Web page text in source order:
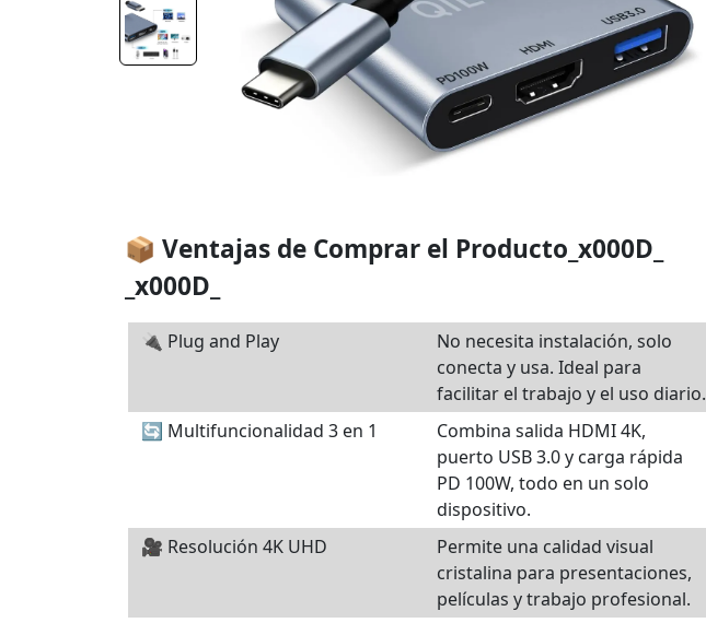
📦 Ventajas de Comprar el Producto_x000D_
_x000D_
🔌 Plug and Play
No necesita instalación, solo
conecta y usa. Ideal para
facilitar el trabajo y el uso diario.
🔄 Multifuncionalidad 3 en 1
Combina salida HDMI 4K,
puerto USB 3.0 y carga rápida
PD 100W, todo en un solo
dispositivo.
🎥 Resolución 4K UHD
Permite una calidad visual
cristalina para presentaciones,
películas y trabajo profesional.